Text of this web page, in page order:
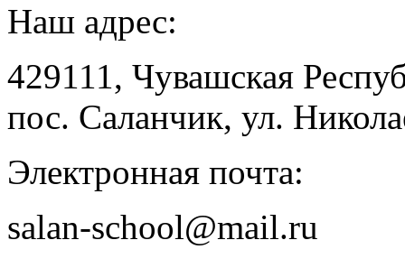
Наш адрес:
429111, Чувашская
пос. Саланчик, ул.
Электронная почта:
salan-school@mail.ru